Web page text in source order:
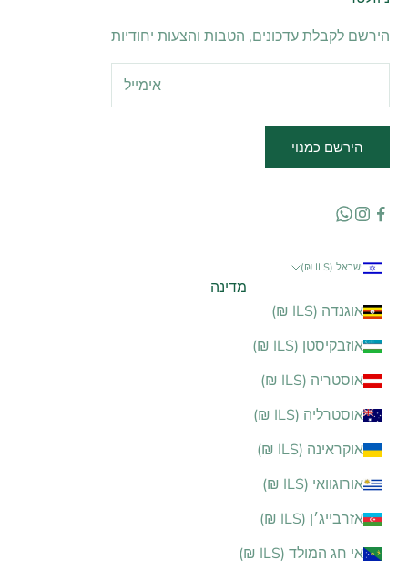
הירשם לקבלת עדכונים, הטבות והצעות יחודיות
הירשם כמנוי
ישראל (ILS ₪)
מדינה
אוגנדה (ILS ₪)
אוזבקיסטן (ILS ₪)
אוסטריה (ILS ₪)
אוסטרליה (ILS ₪)
אוקראינה (ILS ₪)
אורוגוואי (ILS ₪)
אזרבייג׳ן (ILS ₪)
אי חג המולד (ILS ₪)